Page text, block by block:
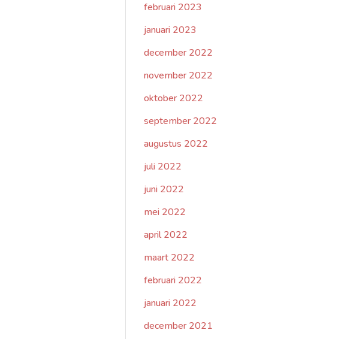
februari 2023
januari 2023
december 2022
november 2022
oktober 2022
september 2022
augustus 2022
juli 2022
juni 2022
mei 2022
april 2022
maart 2022
februari 2022
januari 2022
december 2021